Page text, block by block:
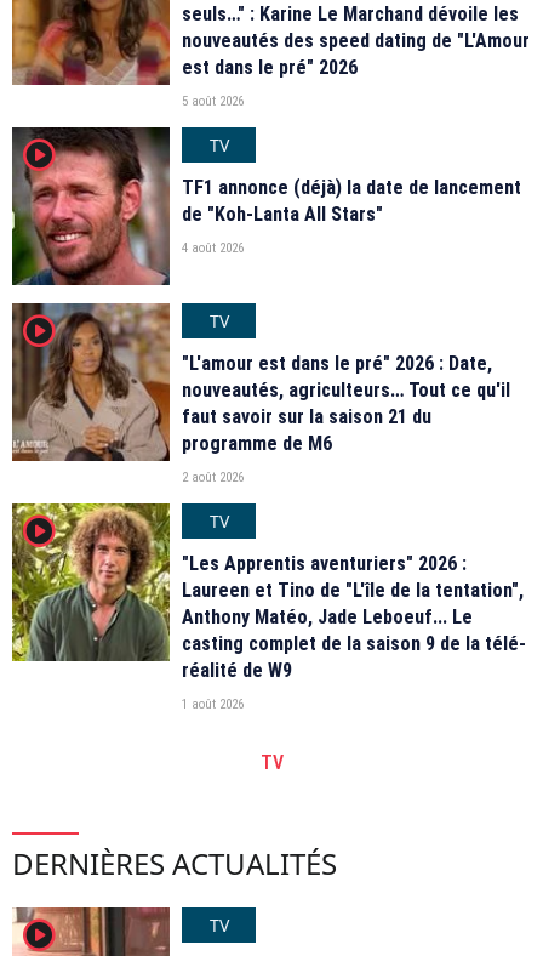
seuls…" : Karine Le Marchand dévoile les
nouveautés des speed dating de "L'Amour
est dans le pré" 2026
5 août 2026
player2
TV
TF1 annonce (déjà) la date de lancement
de "Koh-Lanta All Stars"
4 août 2026
player2
TV
"L'amour est dans le pré" 2026 : Date,
nouveautés, agriculteurs… Tout ce qu'il
faut savoir sur la saison 21 du
programme de M6
2 août 2026
player2
TV
"Les Apprentis aventuriers" 2026 :
Laureen et Tino de "L'île de la tentation",
Anthony Matéo, Jade Leboeuf... Le
casting complet de la saison 9 de la télé-
réalité de W9
1 août 2026
TV
DERNIÈRES ACTUALITÉS
player2
TV